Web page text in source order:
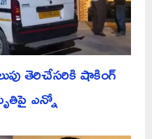
తెరిచేసరికి షాకింగ్
ఎన్నో